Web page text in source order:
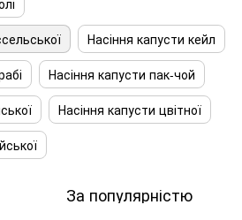
Насіння капусти кейл
Насіння капусти пак-чой
Насіння капусти цвітної
За популярністю